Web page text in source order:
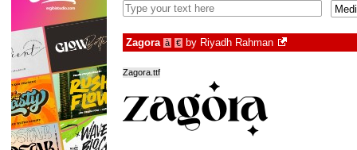
Zagora à € by Riyadh Rahman
Zagora.ttf